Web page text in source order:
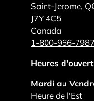
Saint-Jerome,
J7Y 4C5
Canada
1-800-966-7987
Heures
Mardi au
Heure de l'Est